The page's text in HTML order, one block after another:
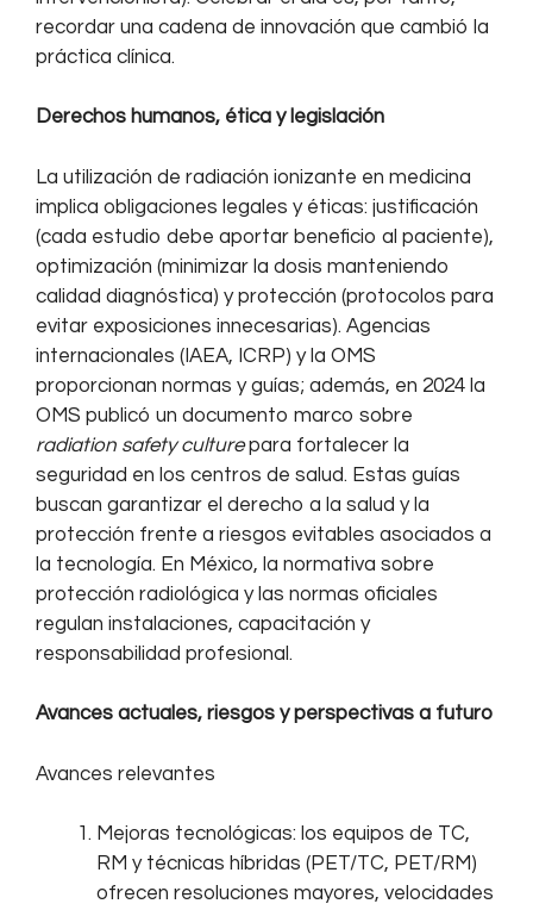
recordar una cadena de innovación que cambió la
práctica clínica.
Derechos humanos, ética y legislación
La utilización de radiación ionizante en medicina
implica obligaciones legales y éticas: justificación
(cada estudio debe aportar beneficio al paciente),
optimización (minimizar la dosis manteniendo
calidad diagnóstica) y protección (protocolos para
evitar exposiciones innecesarias). Agencias
internacionales (IAEA, ICRP) y la OMS
proporcionan normas y guías; además, en 2024 la
OMS publicó un documento marco sobre
radiation safety culturepara fortalecer la
seguridad en los centros de salud. Estas guías
buscan garantizar el derecho a la salud y la
protección frente a riesgos evitables asociados a
la tecnología. En México, la normativa sobre
protección radiológica y las normas oficiales
regulan instalaciones, capacitación y
responsabilidad profesional.
Avances actuales, riesgos y perspectivas a futuro
Avances relevantes
Mejoras tecnológicas: los equipos de TC,
RM y técnicas híbridas (PET/TC, PET/RM)
ofrecen resoluciones mayores, velocidades